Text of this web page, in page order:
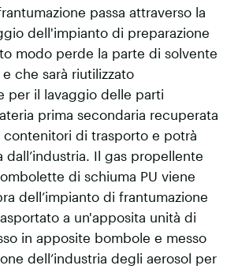
passa attraverso la
dell'impianto di preparazione
modo perde la parte di solvente
che sarà riutilizzato
per il lavaggio delle parti
prima secondaria recuperata
di trasporto e potrà
dall’industria. Il gas propellente
di schiuma PU viene
dell’impianto di frantumazione
a un'apposita unità di
in apposite bombole e messo
dell’industria degli aerosol per